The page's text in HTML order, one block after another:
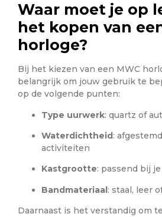
Waar moet je op
het kopen van
horloge?
Bij het kiezen van een MWC
belangrijk om jouw gebruik te
op de volgende punten:
Type uurwerk: quartz of
Waterdichtheid:
activiteiten
Kastgrootte: passend bij
Bandmateriaal: staal, leer
Daarnaast is het verstandig om